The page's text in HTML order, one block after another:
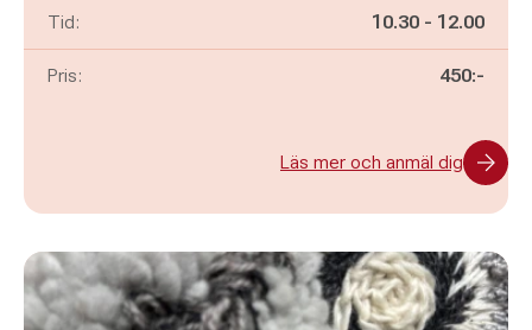
Tid: Pågår mellan
10.30 - och
12.00
Pris: 450:-
Läs mer och anmäl dig